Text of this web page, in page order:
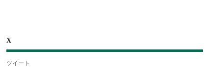
X
ツイート